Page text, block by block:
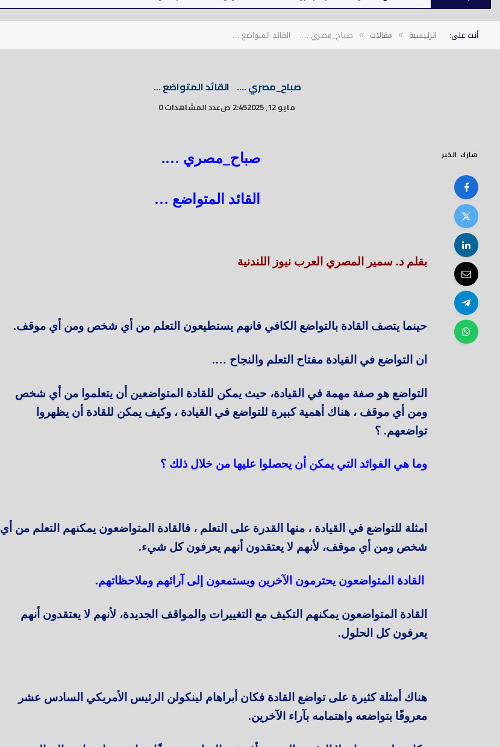
أنت على: الرئيسية » مقالات » صباح_مصري …. القائد المتواضع …
صباح_مصري …. القائد المتواضع …
مايو 12, 2025 2:45 ص عدد المشاهدات 0
شارك الخبر صباح_مصري ….
القائد المتواضع …
بقلم د. سمير المصري العرب نيوز اللندنية
حينما يتصف القادة بالتواضع الكافي فانهم يستطيعون التعلم من أي شخص ومن أي موقف.
ان التواضع في القيادة مفتاح التعلم والنجاح ….
التواضع هو صفة مهمة في القيادة، حيث يمكن للقادة المتواضعين أن يتعلموا من أي شخص
ومن أي موقف ، هناك أهمية كبيرة للتواضع في القيادة ، وكيف يمكن للقادة أن يظهروا
تواضعهم. ؟
وما هي الفوائد التي يمكن أن يحصلوا عليها من خلال ذلك ؟
امثلة للتواضع في القيادة ، منها القدرة على التعلم ، فالقادة المتواضعون يمكنهم التعلم من أي
شخص ومن أي موقف، لأنهم لا يعتقدون أنهم يعرفون كل شيء.
القادة المتواضعون يحترمون الآخرين ويستمعون إلى آرائهم وملاحظاتهم.
القادة المتواضعون يمكنهم التكيف مع التغييرات والمواقف الجديدة، لأنهم لا يعتقدون أنهم
يعرفون كل الحلول.
هناك أمثلة كثيرة على تواضع القادة فكان أبراهام لينكولن الرئيس الأمريكي السادس عشر
معروفًا بتواضعه واهتمامه بآراء الآخرين.